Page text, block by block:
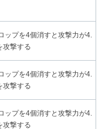
ップを4個消すと攻撃力が4.
攻撃する
ップを4個消すと攻撃力が4.
攻撃する
ップを4個消すと攻撃力が4.
攻撃する